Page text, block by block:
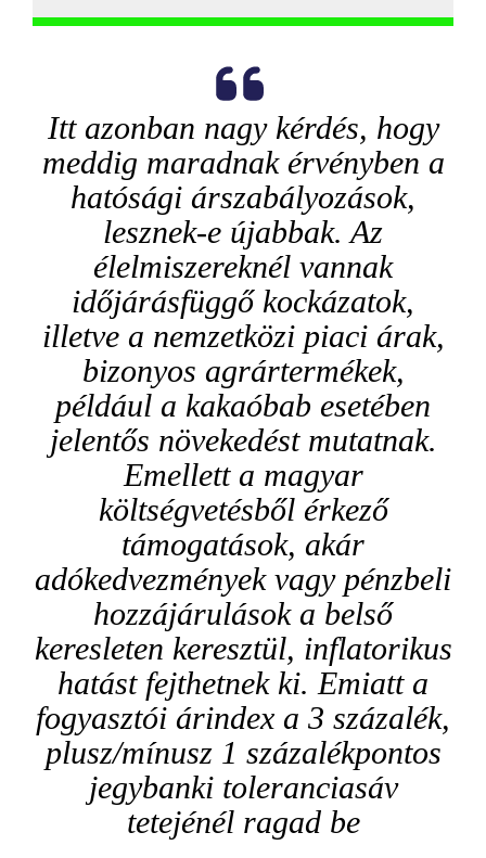
Itt azonban nagy kérdés, hogy
meddig maradnak érvényben a
hatósági árszabályozások,
lesznek-e újabbak. Az
élelmiszereknél vannak
időjárásfüggő kockázatok,
illetve a nemzetközi piaci árak,
bizonyos agrártermékek,
például a kakaóbab esetében
jelentős növekedést mutatnak.
Emellett a magyar
költségvetésből érkező
támogatások, akár
adókedvezmények vagy pénzbeli
hozzájárulások a belső
keresleten keresztül, inflatorikus
hatást fejthetnek ki. Emiatt a
fogyasztói árindex a 3 százalék,
plusz/mínusz 1 százalékpontos
jegybanki toleranciasáv
tetejénél ragad be